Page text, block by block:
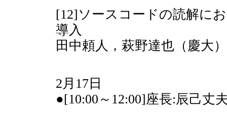
[12]ソースコードの読解に
導入
田中頼人，萩野達也（慶大）
2月17日
●[10:00～12:00]座長:辰己丈